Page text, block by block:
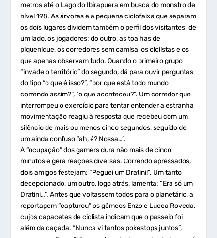
metros até o Lago do Ibirapuera em busca do monstro de
nível 198. As árvores e a pequena ciclofaixa que separam
os dois lugares dividem também o perfil dos visitantes: de
um lado, os jogadores; do outro, as toalhas de
piquenique, os corredores sem camisa, os ciclistas e os
que apenas observam tudo. Quando o primeiro grupo
“invade o território” do segundo, dá para ouvir perguntas
do tipo “o que é isso?”, “por que está todo mundo
correndo assim?”, “o que aconteceu?”. Um corredor que
interrompeu o exercício para tentar entender a estranha
movimentação reagiu à resposta que recebeu com um
silêncio de mais ou menos cinco segundos, seguido de
um ainda confuso “ah, é? Nossa…”.
A “ocupação” dos gamers dura não mais de cinco
minutos e gera reações diversas. Correndo apressados,
dois amigos festejam: “Peguei um Dratini!”. Um tanto
decepcionado, um outro, logo atrás, lamenta: “Era só um
Dratini…”. Antes que voltassem todos para o planetário, a
reportagem “capturou” os gêmeos Enzo e Lucca Roveda,
cujos capacetes de ciclista indicam que o passeio foi
além da caçada. “Nunca vi tantos pokéstops juntos”,